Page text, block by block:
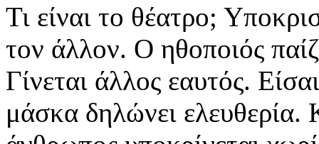
Τι είναι το θέατρο;
τον άλλον. Ο ηθοποιός
Γίνεται άλλος εαυτός.
μάσκα δηλώνει